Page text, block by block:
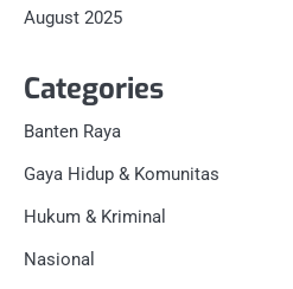
August 2025
Categories
Banten Raya
Gaya Hidup & Komunitas
Hukum & Kriminal
Nasional